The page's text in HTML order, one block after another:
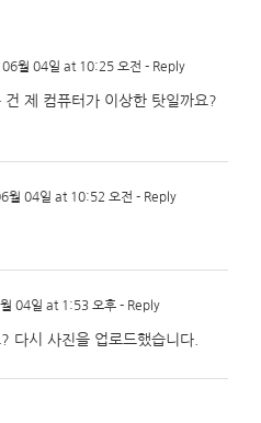
월 04일 at 10:25 오전 - Reply
건 제 컴퓨터가 이상한 탓일까요?
월 04일 at 10:52 오전 - Reply
04일 at 1:53 오후 - Reply
다시 사진을 업로드했습니다.